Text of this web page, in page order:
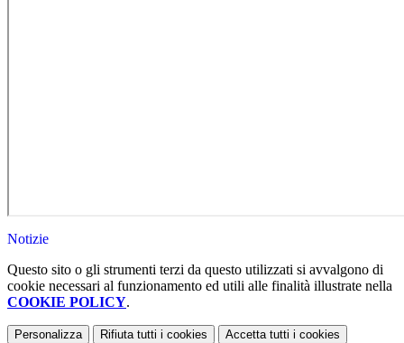
Notizie
Questo sito o gli strumenti terzi da questo utilizzati si avvalgono di
cookie necessari al funzionamento ed utili alle finalità illustrate nella
COOKIE POLICY.
Personalizza Rifiuta tutti i cookies Accetta tutti i cookies